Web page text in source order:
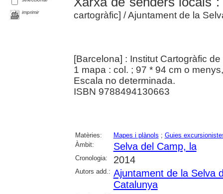
imprimir cartogràfic] / Ajuntament de la
[Barcelona] : Institut Cartogràfic
1 mapa : col. ; 97 * 94 cm o
Escala no determinada.
ISBN 9788494130663
Matèries: Mapes i plànols ; Guies
Àmbit:
Selva del Camp, la
Cronologia: 2014
Autors add.: Ajuntament de la Selva
Catalunya